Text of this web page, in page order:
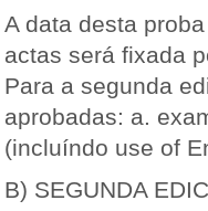
A data desta
actas será fixada
Para a segunda
aprobadas: a.
(incluíndo use of
B) SEGUNDA